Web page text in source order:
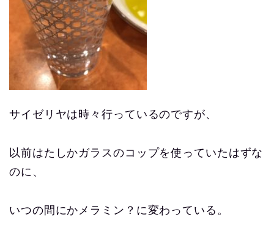
サイゼリヤは時々行っているのですが、
以前はたしかガラスのコップを使っていたはずな
のに、
いつの間にかメラミン？に変わっている。